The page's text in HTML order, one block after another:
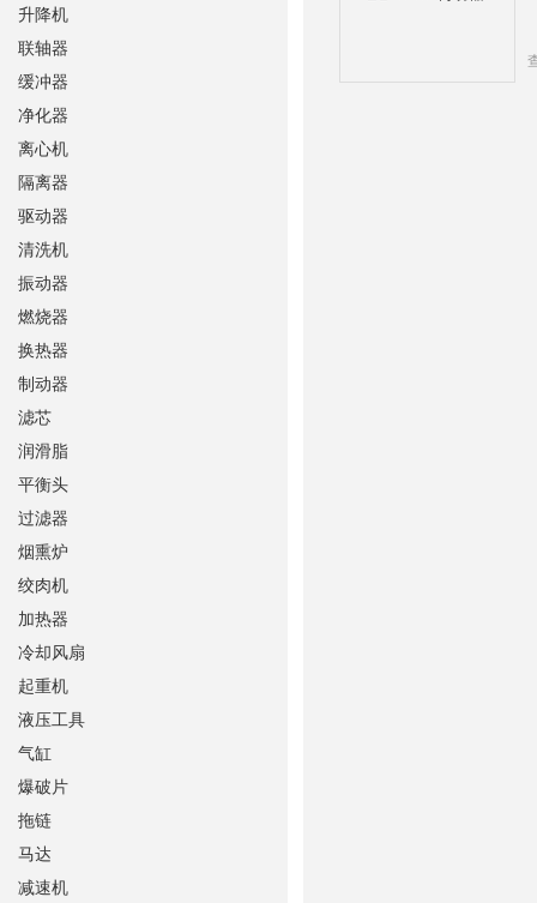
升降机
联轴器
缓冲器
净化器
离心机
隔离器
驱动器
清洗机
振动器
燃烧器
换热器
制动器
滤芯
润滑脂
平衡头
过滤器
烟熏炉
绞肉机
加热器
冷却风扇
起重机
液压工具
气缸
爆破片
拖链
马达
减速机